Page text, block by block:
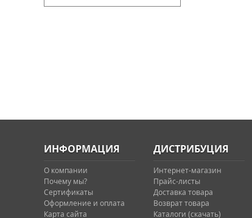
ИНФОРМАЦИЯ
О компании
Почему мы?
Сертификаты
Оформление и оплата
Карта сайта
ДИСТРИБУЦИЯ
Интернет-магазин
Прайс-листы
Доставка товара
Возврат товара
Каталоги (скачать)